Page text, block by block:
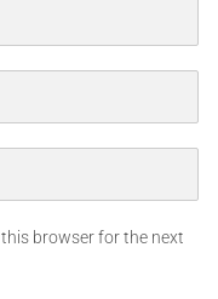
browser for the next